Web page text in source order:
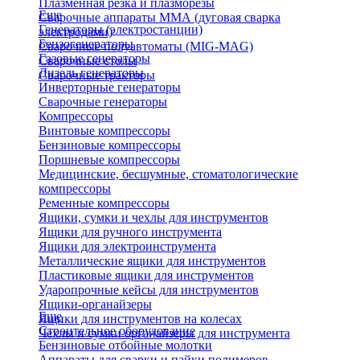
Плазменная резка и плазморезы
Сварочные аппараты ММА (дуговая сварка
электродами)
Сварочные полуавтоматы (MIG-MAG)
Сварочные столы
Сварочные тракторы
Еще
Генераторы (электростанции)
Бензогенераторы
Газовые генераторы
Дизель генераторы
Инверторные генераторы
Сварочные генераторы
Компрессоры
Винтовые компрессоры
Бензиновые компрессоры
Поршневые компрессоры
Медицинские, бесшумные, стоматологические
компрессоры
Ременные компрессоры
Ящики, сумки и чехлы для инструментов
Ящики для ручного инструмента
Ящики для электроинструмента
Металлические ящики для инструментов
Пластиковые ящики для инструментов
Ударопрочные кейсы для инструментов
Ящики-органайзеры
Ящики для инструментов на колесах
Чехлы и сумки органайзеры для инструмента
Еще
Строительное оборудование
Бензиновые отбойные молотки